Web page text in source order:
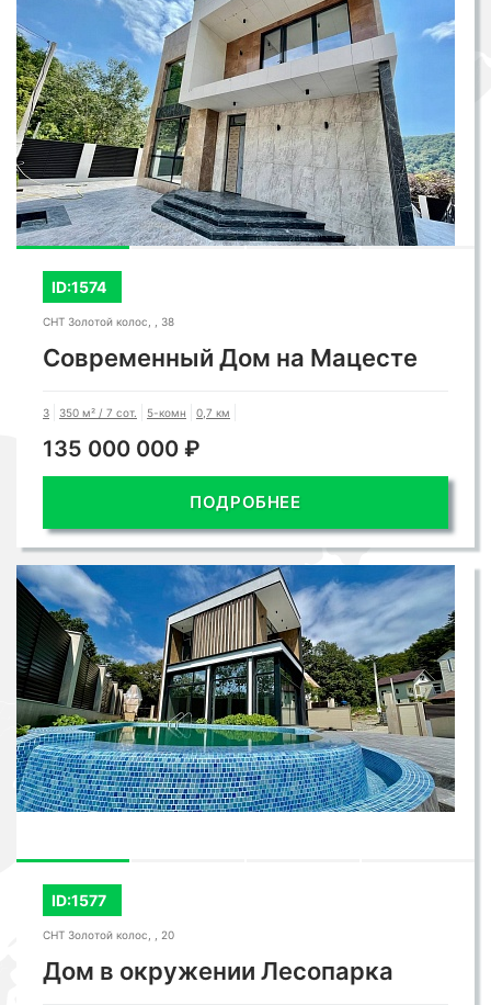
ID:1574
СНТ Золотой колос, , 38
Современный Дом на Мацесте
3 350 м² / 7 сот. 5-комн 0,7 км
135 000 000 ₽
ПОДРОБНЕЕ
ID:1577
СНТ Золотой колос, , 20
Дом в окружении Лесопарка